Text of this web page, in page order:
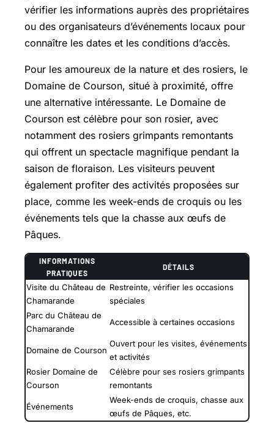
vérifier les informations auprès des propriétaires
ou des organisateurs d’événements locaux pour
connaître les dates et les conditions d’accès.
Pour les amoureux de la nature et des rosiers, le
Domaine de Courson, situé à proximité, offre
une alternative intéressante. Le Domaine de
Courson est célèbre pour son rosier, avec
notamment des rosiers grimpants remontants
qui offrent un spectacle magnifique pendant la
saison de floraison. Les visiteurs peuvent
également profiter des activités proposées sur
place, comme les week-ends de croquis ou les
événements tels que la chasse aux œufs de
Pâques.
INFORMATIONS
PRATIQUES
DÉTAILS
Visite du Château de
Chamarande
Restreinte, vérifier les occasions
spéciales
Parc du Château de
Chamarande
Accessible à certaines occasions
Domaine de Courson
Ouvert pour les visites, événements
et activités
Rosier Domaine de
Courson
Célèbre pour ses rosiers grimpants
remontants
Événements
Week-ends de croquis, chasse aux
œufs de Pâques, etc.